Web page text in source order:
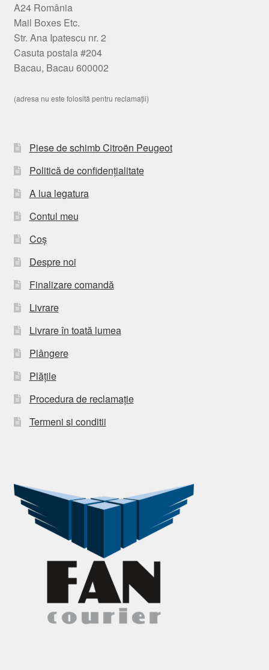
A24 România
Mail Boxes Etc.
Str. Ana Ipatescu nr. 2
Casuta postala #204
Bacau, Bacau 600002
(adresa nu este folosită pentru reclamații)
Piese de schimb Citroën Peugeot
Politică de confidențialitate
A lua legatura
Contul meu
Coș
Despre noi
Finalizare comandă
Livrare
Livrare în toată lumea
Plângere
Plățile
Procedura de reclamație
Termeni si conditii